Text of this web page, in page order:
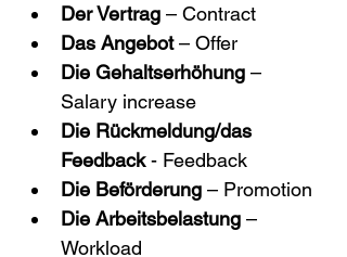
Der Vertrag – Contract
Das Angebot – Offer
Die Gehaltserhöhung –
Salary increase
Die Rückmeldung/das
Feedback - Feedback
Die Beförderung – Promotion
Die Arbeitsbelastung –
Workload